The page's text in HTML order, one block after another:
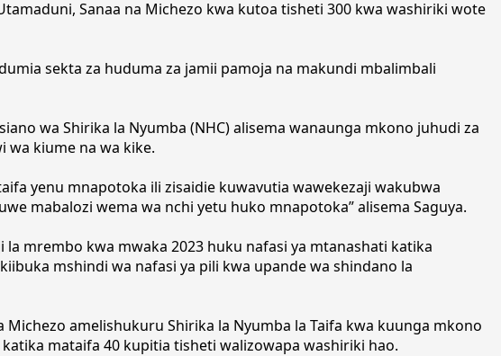
Sanaa na Michezo kwa kutoa tisheti 300 kwa washiriki wote
sekta za huduma za jamii pamoja na makundi mbalimbali
wa Shirika la Nyumba (NHC) alisema wanaunga mkono juhudi za
wa kiume na wa kike.
yenu mnapotoka ili zisaidie kuwavutia wawekezaji wakubwa
mabalozi wema wa nchi yetu huko mnapotoka” alisema Saguya.
mrembo kwa mwaka 2023 huku nafasi ya mtanashati katika
mshindi wa nafasi ya pili kwa upande wa shindano la
amelishukuru Shirika la Nyumba la Taifa kwa kuunga mkono
mataifa 40 kupitia tisheti walizowapa washiriki hao.